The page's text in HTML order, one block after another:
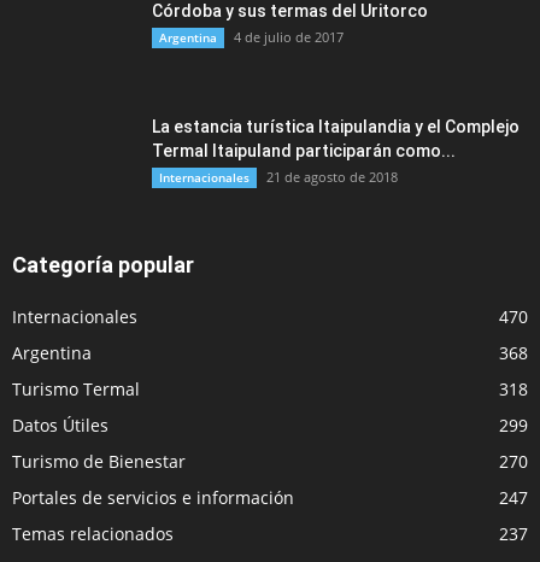
Córdoba y sus termas del Uritorco
Argentina 4 de julio de 2017
La estancia turística Itaipulandia y el Complejo
Termal Itaipuland participarán como...
Internacionales 21 de agosto de 2018
Categoría popular
Internacionales
470
Argentina
368
Turismo Termal
318
Datos Útiles
299
Turismo de Bienestar
270
Portales de servicios e información
247
Temas relacionados
237